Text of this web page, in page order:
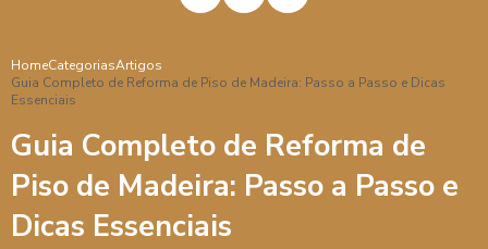
HomeCategoriasArtigos
Guia Completo de Reforma de Piso de Madeira: Passo a Passo e Dicas
Essenciais
Guia Completo de Reforma de
Piso de Madeira: Passo a Passo e
Dicas Essenciais